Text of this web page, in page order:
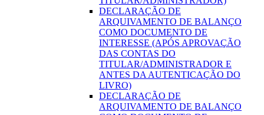
DECLARAÇÃO DE
ARQUIVAMENTO DE BALANÇO
COMO DOCUMENTO DE
INTERESSE (APÓS APROVAÇÃO
DAS CONTAS DO
TITULAR/ADMINISTRADOR E
ANTES DA AUTENTICAÇÃO DO
LIVRO)
DECLARAÇÃO DE
ARQUIVAMENTO DE BALANÇO